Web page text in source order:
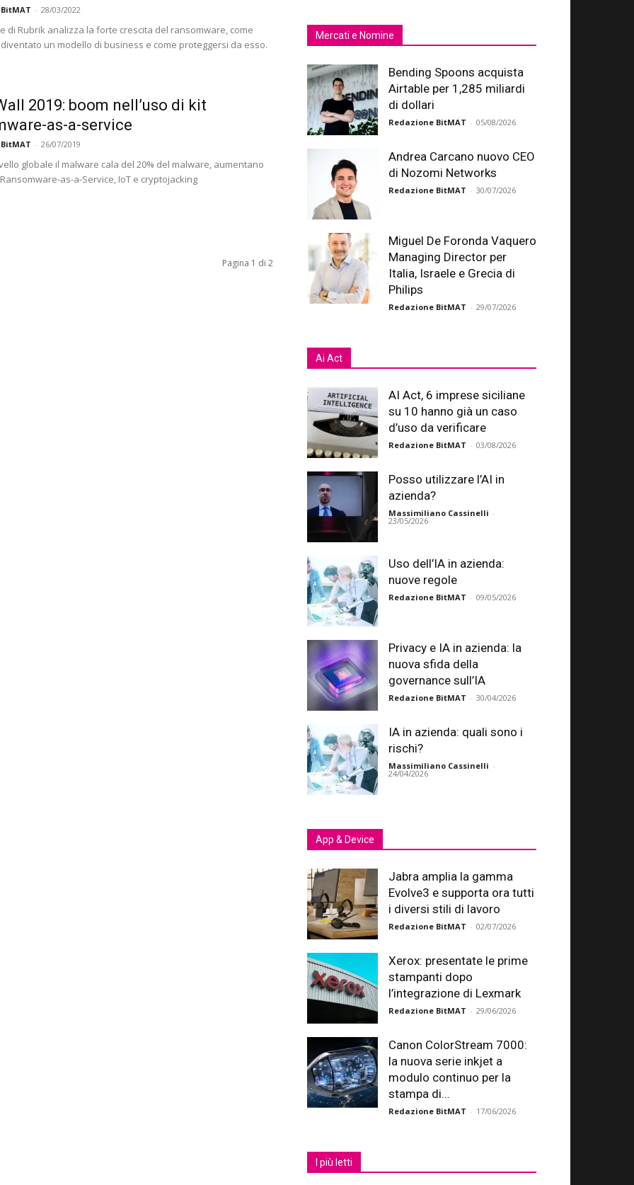
- 28/03/2022
di Rubrik analizza la forte crescita del ransomware, come
un modello di business e come proteggersi da esso.
2019: boom nell’uso di kit
as-a-service
- 26/07/2019
globale il malware cala del 20% del malware, aumentano
as-a-Service, IoT e cryptojacking
Pagina 1 di 2
Mercati e Nomine
Bending Spoons acquista
Airtable per 1,285 miliardi
di dollari
Redazione BitMAT - 05/08/2026
Andrea Carcano nuovo CEO
di Nozomi Networks
Redazione BitMAT - 30/07/2026
Miguel De Foronda Vaquero
Managing Director per
Italia, Israele e Grecia di
Philips
Redazione BitMAT - 29/07/2026
Ai Act
AI Act, 6 imprese siciliane
su 10 hanno già un caso
d’uso da verificare
Redazione BitMAT - 03/08/2026
Posso utilizzare l’AI in
azienda?
Massimiliano Cassinelli -
23/05/2026
Uso dell’IA in azienda:
nuove regole
Redazione BitMAT - 09/05/2026
Privacy e IA in azienda: la
nuova sfida della
governance sull’IA
Redazione BitMAT - 30/04/2026
IA in azienda: quali sono i
rischi?
Massimiliano Cassinelli -
24/04/2026
App & Device
Jabra amplia la gamma
Evolve3 e supporta ora tutti
i diversi stili di lavoro
Redazione BitMAT - 02/07/2026
Xerox: presentate le prime
stampanti dopo
l’integrazione di Lexmark
Redazione BitMAT - 29/06/2026
Canon ColorStream 7000:
la nuova serie inkjet a
modulo continuo per la
stampa di...
Redazione BitMAT - 17/06/2026
I più letti